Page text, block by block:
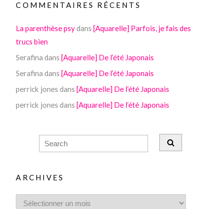
COMMENTAIRES RÉCENTS
La parenthèse psydans[Aquarelle] Parfois, je fais des
trucs bien
Serafina dans[Aquarelle] De l’été Japonais
Serafina dans[Aquarelle] De l’été Japonais
perrick jones dans[Aquarelle] De l’été Japonais
perrick jones dans[Aquarelle] De l’été Japonais
ARCHIVES